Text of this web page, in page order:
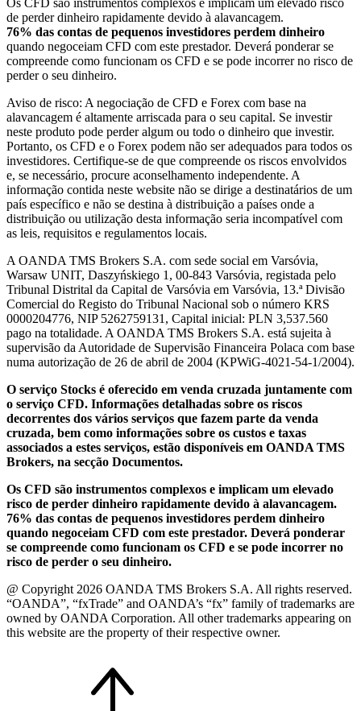
de perder dinheiro rapidamente devido à alavancagem.
76% das contas de pequenos investidores perdem dinheiro
quando negoceiam CFD com este prestador. Deverá ponderar se
compreende como funcionam os CFD e se pode incorrer no risco de
perder o seu dinheiro.
Aviso de risco: A negociação de CFD e Forex com base na
alavancagem é altamente arriscada para o seu capital. Se investir
neste produto pode perder algum ou todo o dinheiro que investir.
Portanto, os CFD e o Forex podem não ser adequados para todos os
investidores. Certifique-se de que compreende os riscos envolvidos
e, se necessário, procure aconselhamento independente. A
informação contida neste website não se dirige a destinatários de um
país específico e não se destina à distribuição a países onde a
distribuição ou utilização desta informação seria incompatível com
as leis, requisitos e regulamentos locais.
A OANDA TMS Brokers S.A. com sede social em Varsóvia,
Warsaw UNIT, Daszyńskiego 1, 00-843 Varsóvia, registada pelo
Tribunal Distrital da Capital de Varsóvia em Varsóvia, 13.ª Divisão
Comercial do Registo do Tribunal Nacional sob o número KRS
0000204776, NIP 5262759131, Capital inicial: PLN 3,537.560
pago na totalidade. A OANDA TMS Brokers S.A. está sujeita à
supervisão da Autoridade de Supervisão Financeira Polaca com base
numa autorização de 26 de abril de 2004 (KPWiG-4021-54-1/2004).
O serviço Stocks é oferecido em venda cruzada juntamente com
o serviço CFD. Informações detalhadas sobre os riscos
decorrentes dos vários serviços que fazem parte da venda
cruzada, bem como informações sobre os custos e taxas
associados a estes serviços, estão disponíveis em OANDA TMS
Brokers, na secção Documentos.
Os CFD são instrumentos complexos e implicam um elevado
risco de perder dinheiro rapidamente devido à alavancagem.
76% das contas de pequenos investidores perdem dinheiro
quando negoceiam CFD com este prestador. Deverá ponderar
se compreende como funcionam os CFD e se pode incorrer no
risco de perder o seu dinheiro.
@ Copyright 2026 OANDA TMS Brokers S.A. All rights reserved.
“OANDA”, “fxTrade” and OANDA’s “fx” family of trademarks are
owned by OANDA Corporation. All other trademarks appearing on
this website are the property of their respective owner.